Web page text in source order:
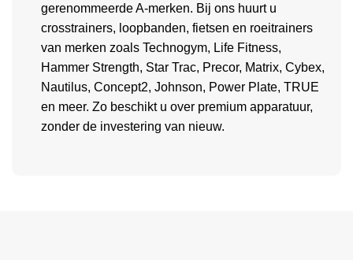
gerenommeerde A-merken. Bij ons huurt u
crosstrainers, loopbanden, fietsen en roeitrainers
van merken zoals Technogym, Life Fitness,
Hammer Strength, Star Trac, Precor, Matrix, Cybex,
Nautilus, Concept2, Johnson, Power Plate, TRUE
en meer. Zo beschikt u over premium apparatuur,
zonder de investering van nieuw.